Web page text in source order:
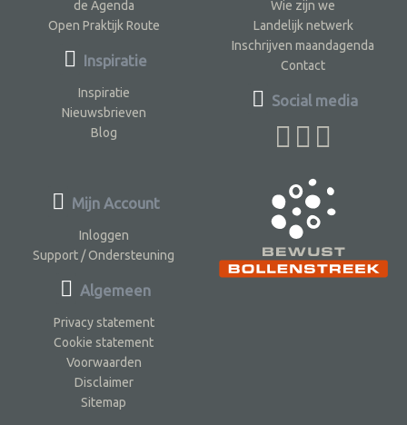
de Agenda
Open Praktijk Route
Inspiratie
Inspiratie
Nieuwsbrieven
Blog
Wie zijn we
Landelijk netwerk
Inschrijven maandagenda
Contact
Social media
Mijn Account
Inloggen
Support / Ondersteuning
Algemeen
Privacy statement
Cookie statement
Voorwaarden
Disclaimer
Sitemap